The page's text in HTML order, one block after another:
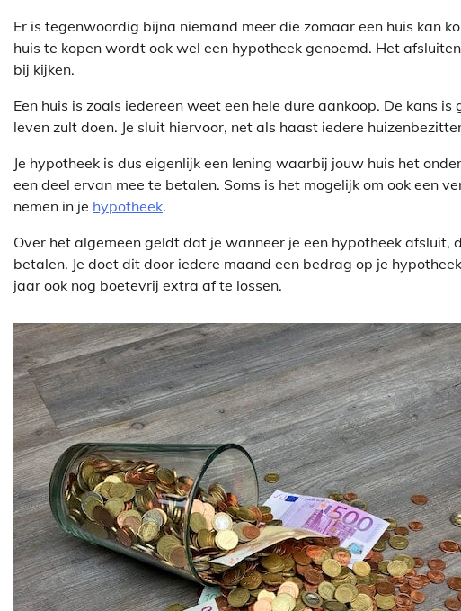
Er is tegenwoordig bijna niemand meer die zomaar een huis kan
huis te kopen wordt ook wel een hypotheek genoemd. Het
bij kijken.
Een huis is zoals iedereen weet een hele dure aankoop. De kans
leven zult doen. Je sluit hiervoor, net als haast iedere
Je hypotheek is dus eigenlijk een lening waarbij jouw huis het
een deel ervan mee te betalen. Soms is het mogelijk om ook een
nemen in je hypotheek.
Over het algemeen geldt dat je wanneer je een hypotheek afsluit,
betalen. Je doet dit door iedere maand een bedrag op je
jaar ook nog boetevrij extra af te lossen.